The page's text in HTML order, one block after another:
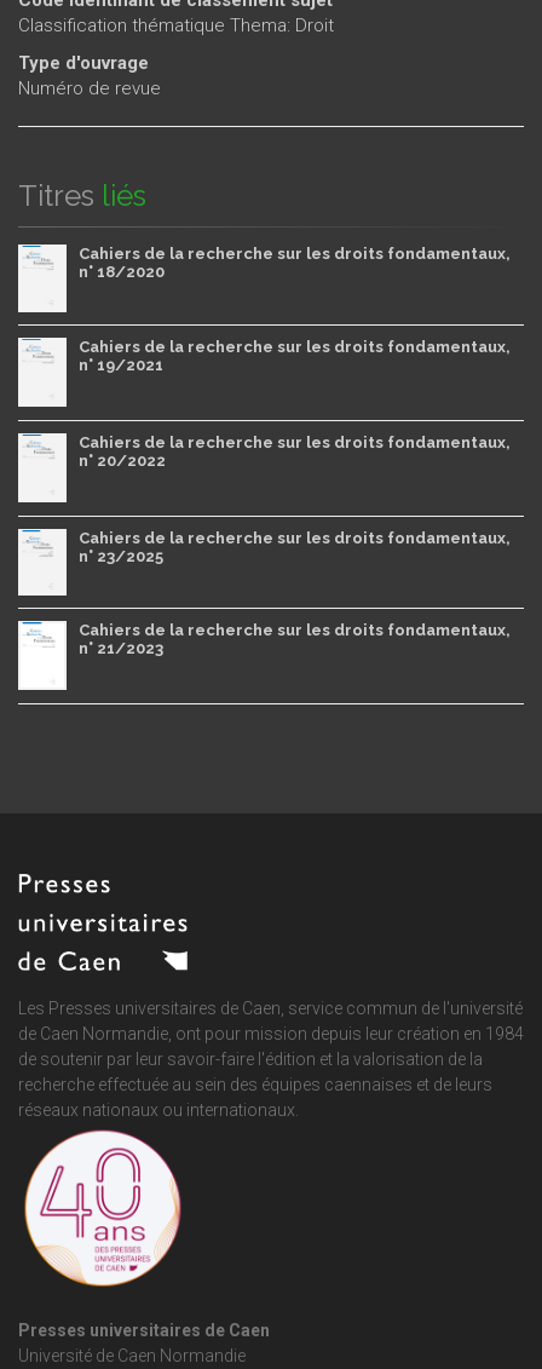
Classification thématique Thema: Droit
Type d'ouvrage
Numéro de revue
Titres liés
Cahiers de la recherche sur les droits fondamentaux,
n° 18/2020
Cahiers de la recherche sur les droits fondamentaux,
n° 19/2021
Cahiers de la recherche sur les droits fondamentaux,
n° 20/2022
Cahiers de la recherche sur les droits fondamentaux,
n° 23/2025
Cahiers de la recherche sur les droits fondamentaux,
n° 21/2023
Les Presses universitaires de Caen, service commun de l'université
de Caen Normandie , ont pour mission depuis leur création en 1984
de soutenir par leur savoir-faire l'édition et la valorisation de la
recherche effectuée au sein des équipes caennaises et de leurs
réseaux nationaux ou internationaux.
Presses universitaires de Caen
Université de Caen Normandie